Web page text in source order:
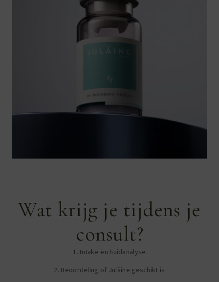
Wat krijg je tijdens je
consult?
1. Intake en huidanalyse
2. Beoordeling of Juläine geschikt is